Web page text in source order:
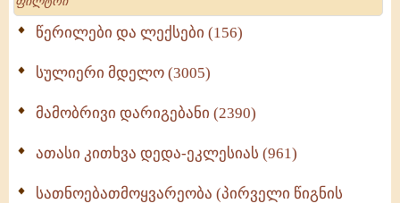
წერილები და ლექსები (156)
სულიერი მდელო (3005)
მამობრივი დარიგებანი (2390)
ათასი კითხვა დედა-ეკლესიას (961)
სათნოებათმოყვარეობა (პირველი წიგნის